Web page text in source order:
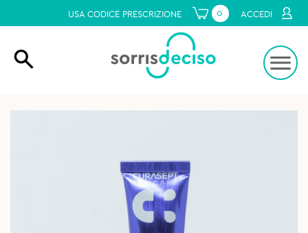
USA CODICE PRESCRIZIONE 0 ACCEDI